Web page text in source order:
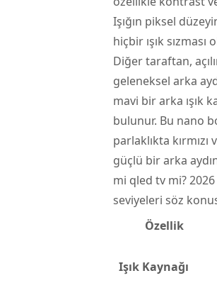
Işığın piksel
hiçbir ışık sızması
Diğer taraftan,
geleneksel arka
mavi bir arka ışık
bulunur. Bu nano
parlaklıkta
güçlü bir arka
mi qled tv mi?
seviyeleri söz
Özellik
Işık Kaynağı